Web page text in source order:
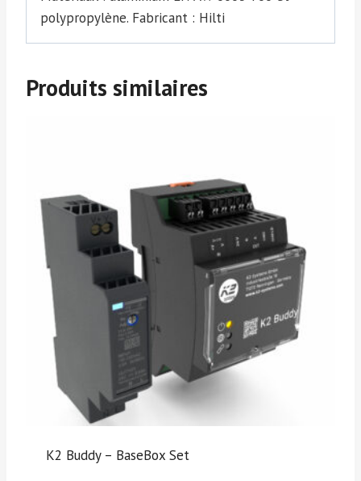
polypropylène. Fabricant : Hilti
Produits similaires
K2 Buddy – BaseBox Set